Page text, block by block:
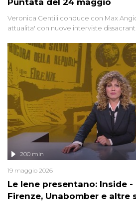
Veronica Gentili conduce con Max
attualita' con nuove interviste
Le Iene presentano: Inside
Firenze, Unabomber e altre
200 min
19 maggio 2026